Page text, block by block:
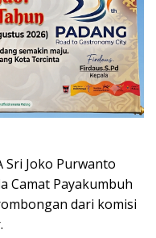
Sri Joko Purwanto
Camat Payakumbuh
dari komisi